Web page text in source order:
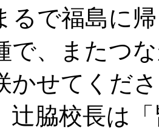
るで福島に
で、またつ
かせてくだ
辻脇校長は